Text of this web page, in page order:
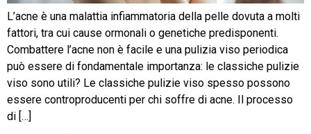
L’acne è una malattia infiammatoria della pelle dovuta a molti
fattori, tra cui cause ormonali o genetiche predisponenti.
Combattere l’acne non è facile e una pulizia viso periodica
può essere di fondamentale importanza: le classiche pulizie
viso sono utili? Le classiche pulizie viso spesso possono
essere controproducenti per chi soffre di acne. Il processo
di […]